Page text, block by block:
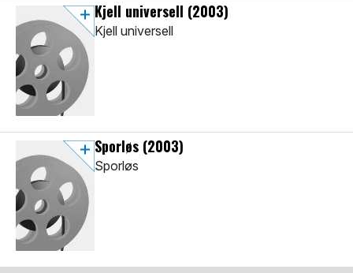
Kjell universell (2003)
Kjell universell
Sporløs (2003)
Sporløs